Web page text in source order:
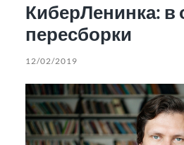
КиберЛенинка: в
пересборки
12/02/2019